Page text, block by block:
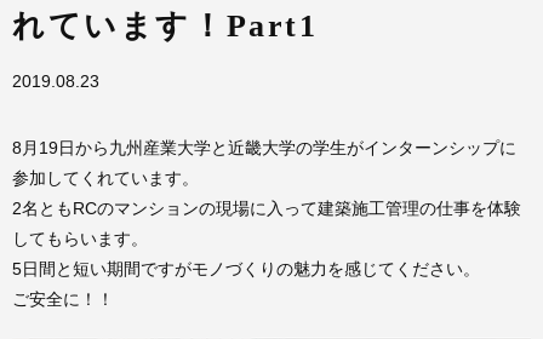
れています！Part1
2019.08.23
8月19日から九州産業大学と近畿大学の学生がインターンシップに
参加してくれています。
2名ともRCのマンションの現場に入って建築施工管理の仕事を体験
してもらいます。
5日間と短い期間ですがモノづくりの魅力を感じてください。
ご安全に！！